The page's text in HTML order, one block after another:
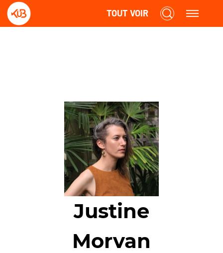
TOUT VOIR
Justine
Morvan